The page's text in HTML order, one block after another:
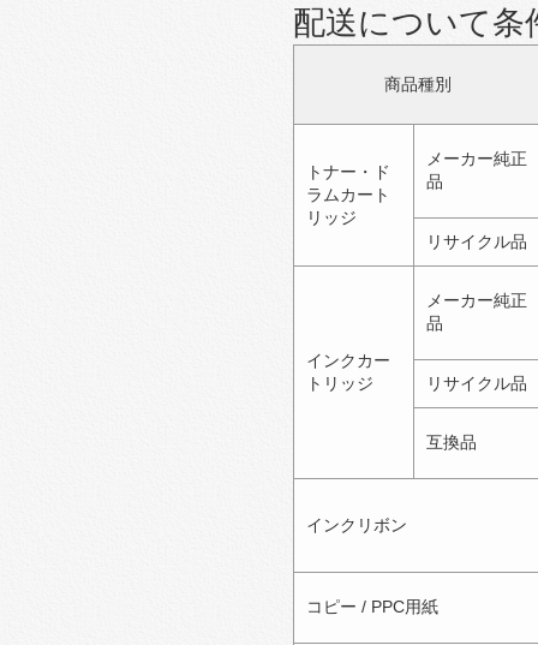
配送について条
商品種別
トナー・ド
ラムカート
リッジ
メーカー純正
品
リサイクル品
インクカー
トリッジ
メーカー純正
品
リサイクル品
互換品
インクリボン
コピー / PPC用紙